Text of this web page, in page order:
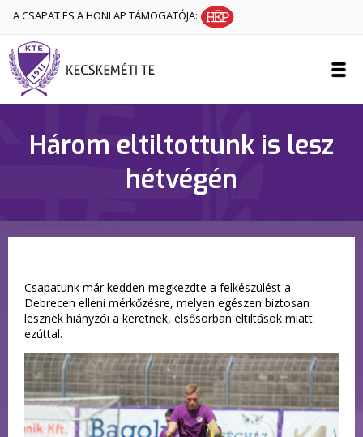
A CSAPAT ÉS A HONLAP TÁMOGATÓJA:
Három eltiltottunk is lesz
hétvégén
Csapatunk már kedden megkezdte a felkészülést a
Debrecen elleni mérkőzésre, melyen egészen biztosan
lesznek hiányzói a keretnek, elsősorban eltiltások miatt
ezúttal.